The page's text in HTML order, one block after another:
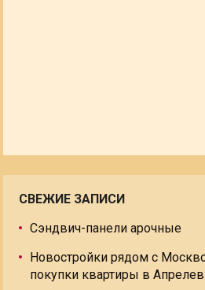
СВЕЖИЕ ЗАПИСИ
Сэндвич-панели арочные
Новостройки рядом с
покупки квартиры в